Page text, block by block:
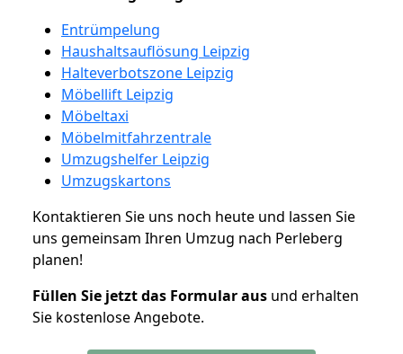
Entrümpelung
Haushaltsauflösung Leipzig
Halteverbotszone Leipzig
Möbellift Leipzig
Möbeltaxi
Möbelmitfahrzentrale
Umzugshelfer Leipzig
Umzugskartons
Kontaktieren Sie uns noch heute und lassen Sie
uns gemeinsam Ihren Umzug nach Perleberg
planen!
Füllen Sie jetzt das Formular aus und erhalten
Sie kostenlose Angebote.